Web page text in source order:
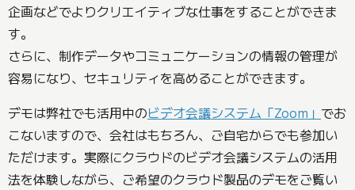
企画などでよりクリエイティブな仕事をすることができま
す。
さらに、制作データやコミュニケーションの情報の管理が
容易になり、セキュリティを高めることができます。
デモは弊社でも活用中のビデオ会議システム「Zoom」 でお
こないますので、会社はもちろん、ご自宅からでも参加い
ただけます。実際にクラウドのビデオ会議システムの活用
法を体験しながら、ご希望のクラウド製品のデモをご覧い